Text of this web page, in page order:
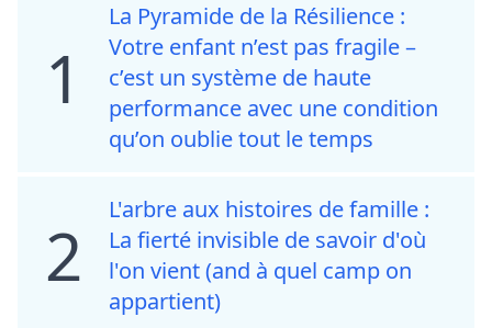
1
La Pyramide de la Résilience :
Votre enfant n’est pas fragile –
c’est un système de haute
performance avec une condition
qu’on oublie tout le temps
2
L'arbre aux histoires de famille :
La fierté invisible de savoir d'où
l'on vient (and à quel camp on
appartient)